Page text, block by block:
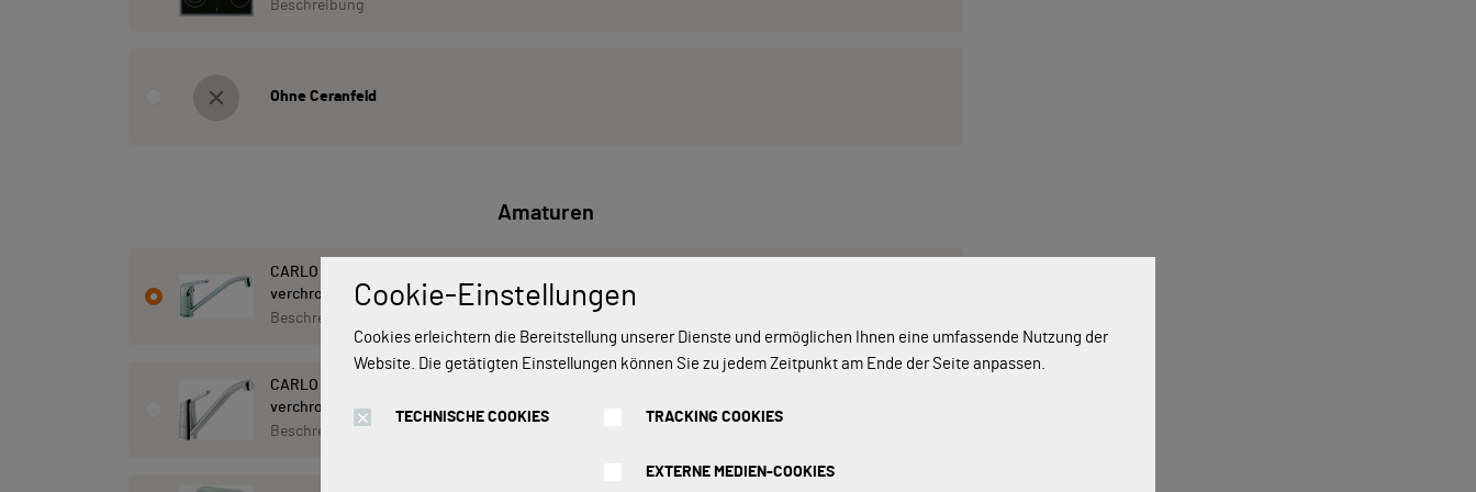
Cookie-Einstellungen
Cookies erleichtern die Bereitstellung unserer Dienste und ermöglichen Ihnen eine umfassende Nutzung der
Website. Die getätigten Einstellungen können Sie zu jedem Zeitpunkt am Ende der Seite anpassen.
TECHNISCHE COOKIES TRACKING COOKIES
EXTERNE MEDIEN-COOKIES
Beschreibung
Ohne Ceranfeld
Amaturen
CARLO NOBILI: Hochdruck- Einhebelmischbatterie Blue, Mischbatterie
verchromt 17770
Beschreibung
CARLO NOBILI: Niederdruck- Einhebelmischbatterie, Mischbatterie,
verchromt 17101
Beschreibung